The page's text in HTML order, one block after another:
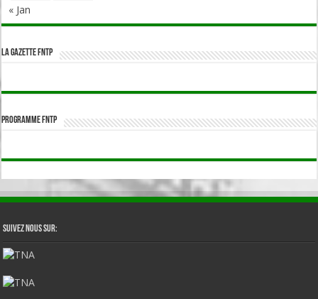
« Jan
La Gazette FNTP
Programme FNTP
Suivez nous sur: